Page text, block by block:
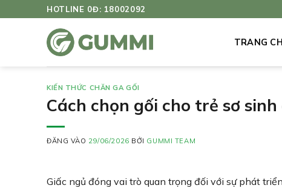
qua
HOTLINE 0Đ: 18002092
TRANG
KIẾN THỨC CHĂN GA GỐI
Cách chọn gối cho trẻ sơ
ĐĂNG VÀO 29/06/2026 BỞI GUMMI TEAM
Giấc ngủ đóng vai trò quan trọng đối với sự phát